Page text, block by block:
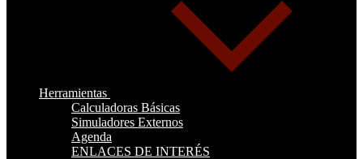
Herramientas
Calculadoras Básicas
Simuladores Externos
Agenda
ENLACES DE INTERÉS